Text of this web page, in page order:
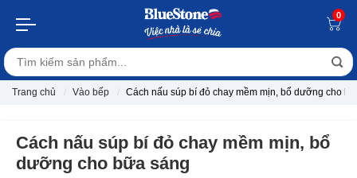
0
Trang chủ Vào bếp Cách nấu súp bí đỏ chay mềm mịn, bổ dưỡng cho
Cách nấu súp bí đỏ chay mềm mịn, bổ
dưỡng cho bữa sáng